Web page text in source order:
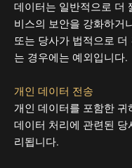
데이터는 일반적으로 더
비스의 보안을 강화하거
또는 당사가 법적으로
는 경우에는 예외입니다.
개인 데이터 전송
개인 데이터를 포함한
데이터 처리에 관련된 당
리됩니다.